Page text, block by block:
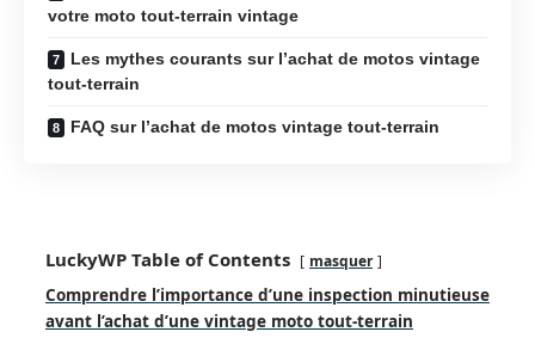
votre moto tout-terrain vintage
Les mythes courants sur l’achat de motos vintage
tout-terrain
FAQ sur l’achat de motos vintage tout-terrain
LuckyWP Table of Contents masquer
Comprendre l’importance d’une inspection minutieuse
avant l’achat d’une vintage moto tout-terrain